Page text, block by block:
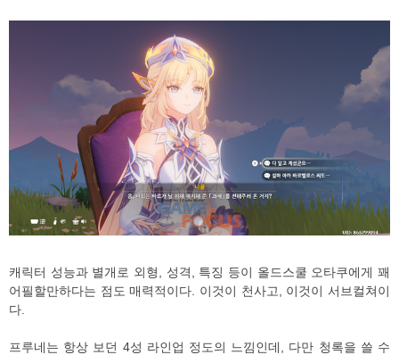
캐릭터 성능과 별개로 외형, 성격, 특징 등이 올드스쿨 오타쿠에게 꽤
어필할만하다는 점도 매력적이다. 이것이 천사고, 이것이 서브컬쳐이
다.
프루네는 항상 보던 4성 라인업 정도의 느낌인데, 다만 청록을 쓸 수